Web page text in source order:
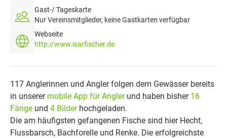
Gast-/ Tageskarte
Nur Vereinsmitglieder, keine Gastkarten verfügbar
Webseite
http://www.isarfischer.de
117 Anglerinnen und Angler folgen dem Gewässer bereits
in unserer mobile App für Anglerund haben bisher 16
Fänge und 4 Bilderhochgeladen.
Die am häufigsten gefangenen Fische sind hier Hecht,
Flussbarsch, Bachforelle und Renke. Die erfolgreichste